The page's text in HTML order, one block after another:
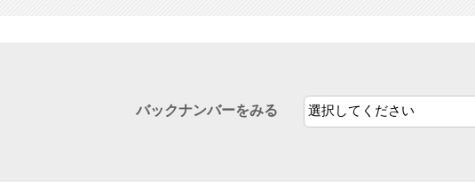
バックナンバーをみる